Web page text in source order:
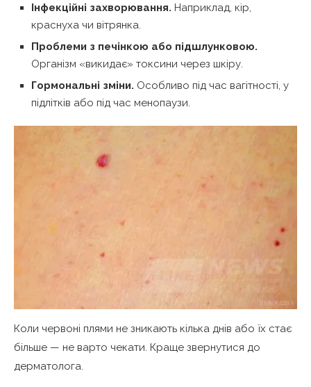
Інфекційні захворювання. Наприклад, кір,
краснуха чи вітрянка.
Проблеми з печінкою або підшлунковою.
Організм «викидає» токсини через шкіру.
Гормональні зміни. Особливо під час вагітності, у
підлітків або під час менопаузи.
Коли червоні плями не зникають кілька днів або їх стає
більше — не варто чекати. Краще звернутися до
дерматолога.